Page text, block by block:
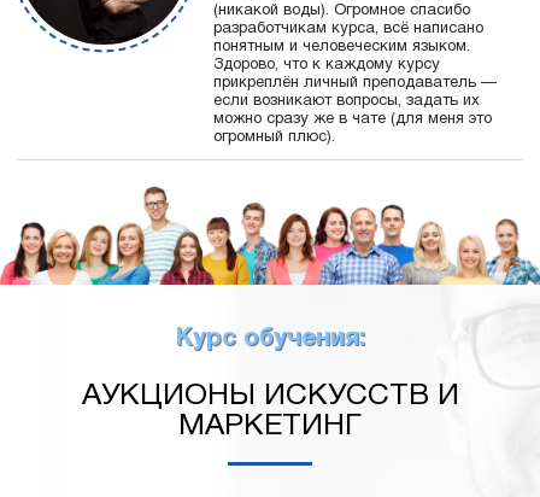
(никакой воды). Огромное спасибо
разработчикам курса, всё написано
понятным и человеческим языком.
Здорово, что к каждому курсу
прикреплён личный преподаватель —
если возникают вопросы, задать их
можно сразу же в чате (для меня это
огромный плюс).
Курс обучения:
АУКЦИОНЫ ИСКУССТВ И
МАРКЕТИНГ